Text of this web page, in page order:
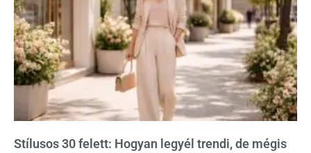
Stílusos 30 felett: Hogyan legyél trendi, de mégis